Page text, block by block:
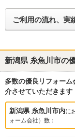
ご利用の流れ、実
新潟県 糸魚川市の
多数の優良リフォー
介させていただきます
新潟県 糸魚川市内に
ォーム会社）数：